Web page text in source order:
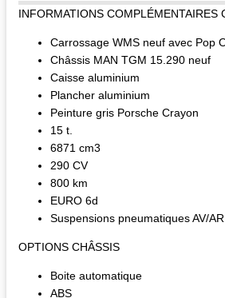
INFORMATIONS COMPLÉMENTAIRES
Carrossage WMS neuf avec Pop
Châssis MAN TGM 15.290 neuf
Caisse aluminium
Plancher aluminium
Peinture gris Porsche Crayon
15 t.
6871 cm3
290 CV
800 km
EURO 6d
Suspensions pneumatiques AV/AR
OPTIONS CHÂSSIS
Boite automatique
ABS